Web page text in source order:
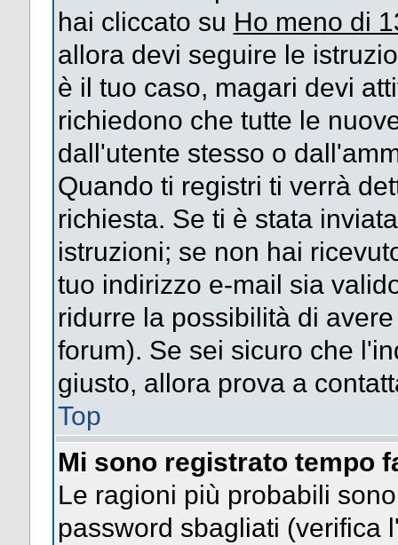
hai cliccato su Ho meno di
allora devi seguire le
è il tuo caso, magari devi
richiedono che tutte le
dall'utente stesso o
Quando ti registri ti verrà
richiesta. Se ti è stata
istruzioni; se non hai
tuo indirizzo e-mail sia
ridurre la possibilità di
forum). Se sei sicuro che
giusto, allora prova a
Top
Mi sono registrato tempo
Le ragioni più probabili
password sbagliati (verifica